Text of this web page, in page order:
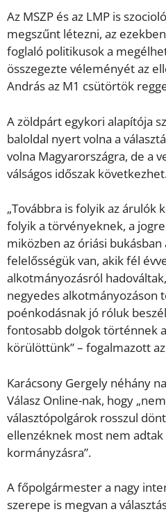
Az MSZP és az LMP is
megszűnt létezni, az
foglaló politikusok a
összegezte véleményét az
András az M1 csütörtök
A zöldpárt egykori alapítója
baloldal nyert volna a
volna Magyarországra, de a
válságos időszak
„Továbbra is folyik az árulók
folyik a törvényeknek, a
miközben az óriási bukásban
felelősségük van, akik fél
alkotmányozásról
negyedes alkotmányozáson
poénkodásnak jó róluk
fontosabb dolgok történnek
körülöttünk” – fogalmazott
Karácsony Gergely néhány
Válasz Online-nak, hogy
választópolgárok rosszul
ellenzéknek most nem
kormányzásra”.
A főpolgármester a nagy
szerepe is megvan a